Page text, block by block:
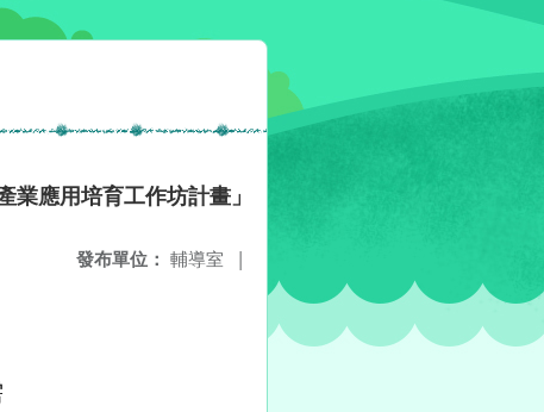
應用培育工作坊計畫」
發布單位： 輔導室 |